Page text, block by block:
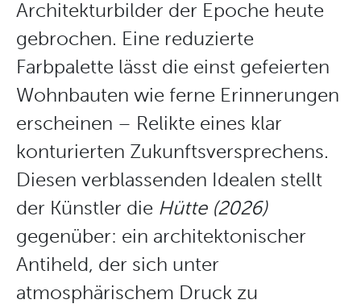
Architekturbilder der Epoche heute
gebrochen. Eine reduzierte
Farbpalette lässt die einst gefeierten
Wohnbauten wie ferne Erinnerungen
erscheinen – Relikte eines klar
konturierten Zukunftsversprechens.
Diesen verblassenden Idealen stellt
der Künstler die Hütte (2026)
gegenüber: ein architektonischer
Antiheld, der sich unter
atmosphärischem Druck zu